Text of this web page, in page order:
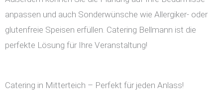
anpassen und auch Sonderwünsche wie Allergiker- oder
glutenfreie Speisen erfüllen. Catering Bellmann ist die
perfekte Lösung für Ihre Veranstaltung!
Catering in Mitterteich – Perfekt für jeden Anlass!